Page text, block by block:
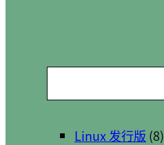
索
Linux 发行版 (8)